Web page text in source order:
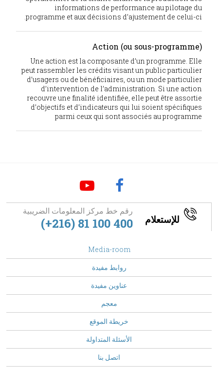
informations de performance au pilotage du
programme et aux décisions d’ajustement de celui-ci.
Action (ou sous-programme)
Une action est la composante d’un programme. Elle
peut rassembler les crédits visant un public particulier
d’usagers ou de bénéficiaires, ou un mode particulier
d’intervention de l’administration. Si une action
recouvre une finalité identifiée, elle peut être assortie
d’objectifs et d’indicateurs qui lui soient spécifiques
parmi ceux qui sont associés au programme
للإستعلام
رقم خط مركز المعلومات الضريبية
(+216) 81 100 400
Media-room
روابط مفيدة
عناوين مفيدة
معجم
خريطة الموقع
الأسئلة المتداولة
اتصل بنا